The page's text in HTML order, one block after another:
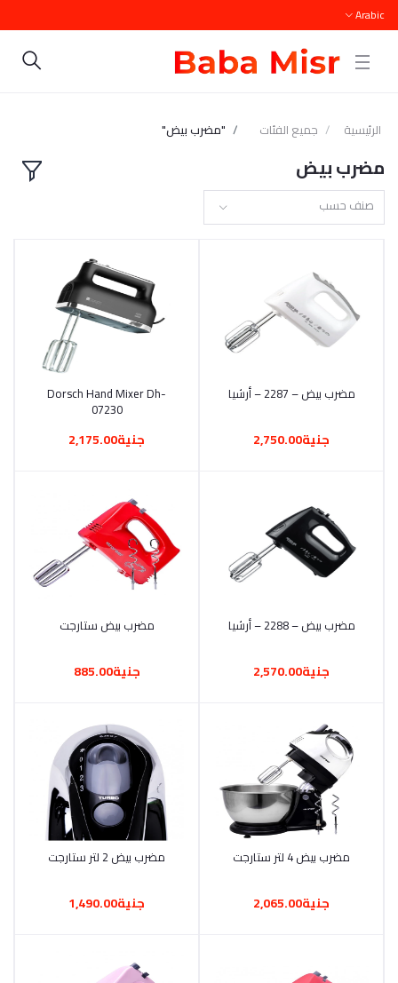
Arabic
الرئيسية جميع الفئات "مضرب بيض"
مضرب بيض
صنف حسب
أضف إلى السلة
مضرب بيض – 2287 – أرشيا
جنية2,750.00
أضف إلى السلة
Dorsch Hand Mixer Dh-
07230
جنية2,175.00
أضف إلى السلة
مضرب بيض – 2288 – أرشيا
جنية2,570.00
أضف إلى السلة
مضرب بيض ستارجت
جنية885.00
أضف إلى السلة
مضرب بيض 4 لتر ستارجت
جنية2,065.00
أضف إلى السلة
مضرب بيض 2 لتر ستارجت
جنية1,490.00